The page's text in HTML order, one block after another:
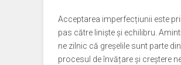
Acceptarea imperfecțiunii este
pas către liniște și echilibru.
ne zilnic că greșelile sunt parte din
procesul de învățare și creștere